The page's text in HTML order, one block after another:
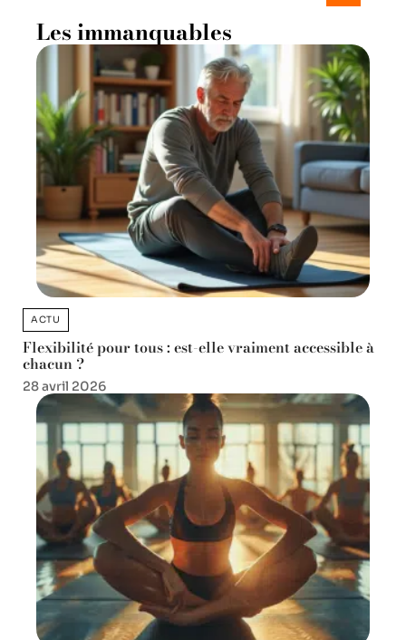
Les immanquables
ACTU
Flexibilité pour tous : est-elle vraiment accessible à
chacun ?
28 avril 2026